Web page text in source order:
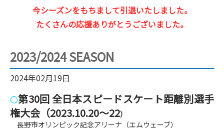
今シーズンをもちまして引退いたしました。
たくさんの応援ありがとうございました。
2023/2024 SEASON
2024年02月19日
〇第30回 全日本スピードスケート距離別選手
権大会（2023.10.20～22）
長野市オリンピック記念アリーナ（エムウェーブ）